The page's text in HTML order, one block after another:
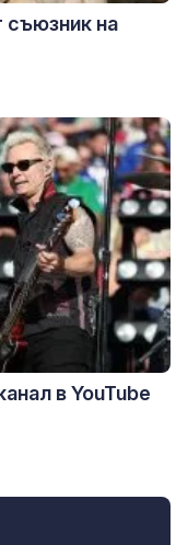
съюзник на
в YouTube